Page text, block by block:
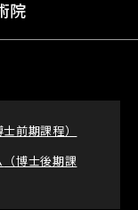
院
士前期課程）
（博士後期課